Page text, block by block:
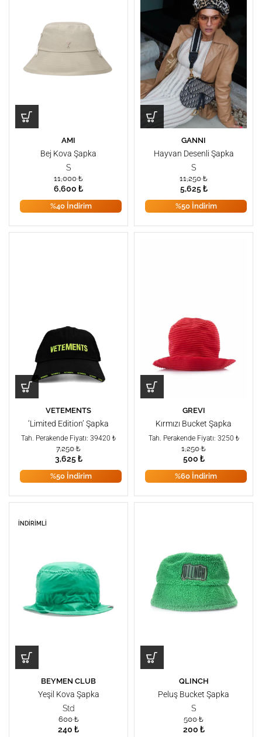
AMI
Bej Kova Şapka
S
11,000₺
6,600 ₺
%40 İndirim
GANNI
Hayvan Desenli Şapka
S
11,250₺
5,625₺
%50 İndirim
VETEMENTS
‘Limited Edition’ Şapka
Tah. Perakende Fiyatı: 39420 ₺
7,250₺
3,625₺
%50 İndirim
GREVI
Kırmızı Bucket Şapka
Tah. Perakende Fiyatı: 3250 ₺
1,250₺
500 ₺
%60 İndirim
İNDIRIMLI
BEYMEN CLUB
Yeşil Kova Şapka
Std
600₺
240 ₺
QLINCH
Peluş Bucket Şapka
S
500₺
200 ₺